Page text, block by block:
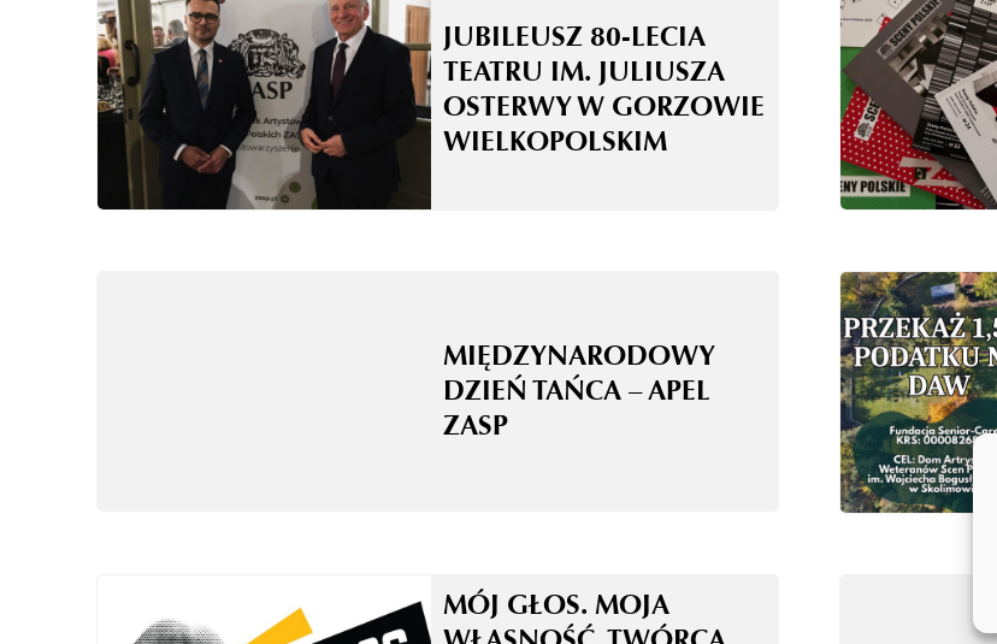
JUBILEUSZ 80-LECIA
TEATRU IM. JULIUSZA
OSTERWY W GORZOWIE
WIELKOPOLSKIM
MIĘDZYNARODOWY
DZIEŃ TAŃCA – APEL
ZASP
MÓJ GŁOS. MOJA